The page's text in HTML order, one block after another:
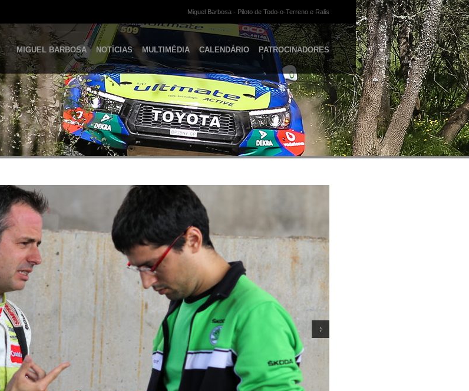
Miguel Barbosa - Piloto de Todo-o-Terreno e Ralis
MIGUEL BARBOSA NOTÍCIAS MULTIMÉDIA CALENDÁRIO PATROCINADORES